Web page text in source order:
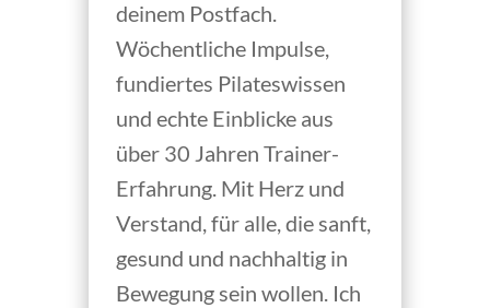
deinem Postfach.
Wöchentliche Impulse,
fundiertes Pilateswissen
und echte Einblicke aus
über 30 Jahren Trainer-
Erfahrung. Mit Herz und
Verstand, für alle, die sanft,
gesund und nachhaltig in
Bewegung sein wollen. Ich